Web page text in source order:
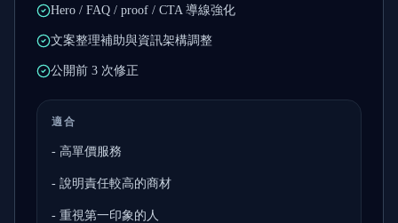
Hero / FAQ / proof / CTA 導線強化
文案整理補助與資訊架構調整
公開前 3 次修正
適合
- 高單價服務
- 說明責任較高的商材
- 重視第一印象的人